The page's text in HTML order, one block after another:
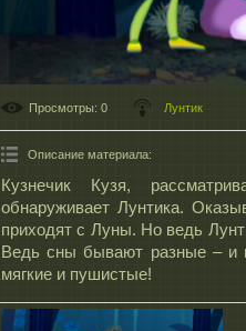
Просмотры: 0 Лунтик
Описание материала:
Кузнечик Кузя,
обнаруживает Лунтика.
приходят с Луны. Но ведь
Ведь сны бывают разные – и
мягкие и пушистые!